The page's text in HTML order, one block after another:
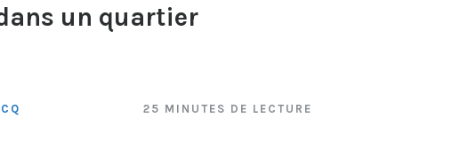
un quartier
25 MINUTES DE LECTURE